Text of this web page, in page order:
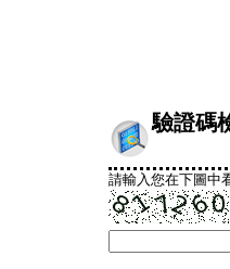
驗證碼
請輸入您在下圖中